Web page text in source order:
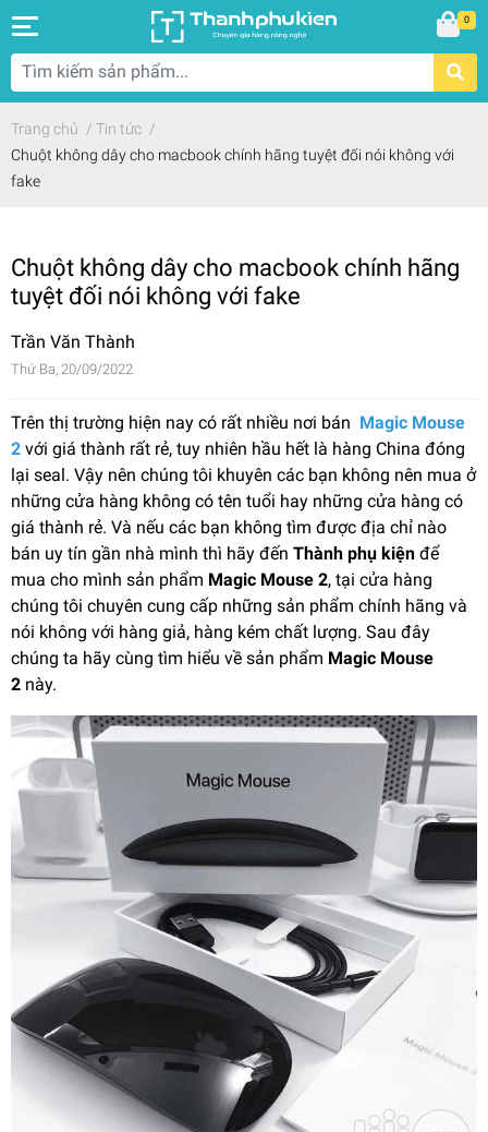
0
Trang chủ / Tin tức /
Chuột không dây cho macbook chính hãng tuyệt đối nói không với
fake
Chuột không dây cho macbook chính hãng
tuyệt đối nói không với fake
Trần Văn Thành
Thứ Ba, 20/09/2022
Trên thị trường hiện nay có rất nhiều nơi bán Magic Mouse
2 với giá thành rất rẻ, tuy nhiên hầu hết là hàng China đóng
lại seal. Vậy nên chúng tôi khuyên các bạn không nên mua ở
những cửa hàng không có tên tuổi hay những cửa hàng có
giá thành rẻ. Và nếu các bạn không tìm được địa chỉ nào
bán uy tín gần nhà mình thì hãy đến Thành phụ kiện để
mua cho mình sản phẩm Magic Mouse 2, tại cửa hàng
chúng tôi chuyên cung cấp những sản phẩm chính hãng và
nói không với hàng giả, hàng kém chất lượng. Sau đây
chúng ta hãy cùng tìm hiểu về sản phẩm Magic Mouse
2 này.